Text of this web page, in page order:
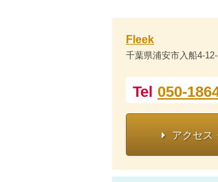
Fleek
千葉県浦安市入船4-
Tel 050-
アクセス